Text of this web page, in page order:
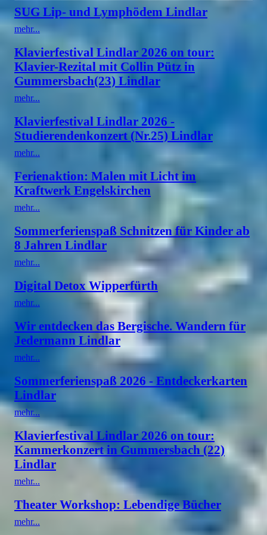
SUG Lip- und Lymphödem Lindlar
mehr...
Klavierfestival Lindlar 2026 on tour:
Klavier-Rezital mit Collin Pütz in
Gummersbach(23) Lindlar
mehr...
Klavierfestival Lindlar 2026 -
Studierendenkonzert (Nr.25) Lindlar
mehr...
Ferienaktion: Malen mit Licht im
Kraftwerk Engelskirchen
mehr...
Sommerferienspaß Schnitzen für Kinder ab
8 Jahren Lindlar
mehr...
Digital Detox Wipperfürth
mehr...
Wir entdecken das Bergische. Wandern für
Jedermann Lindlar
mehr...
Sommerferienspaß 2026 - Entdeckerkarten
Lindlar
mehr...
Klavierfestival Lindlar 2026 on tour:
Kammerkonzert in Gummersbach (22)
Lindlar
mehr...
Theater Workshop: Lebendige Bücher
mehr...